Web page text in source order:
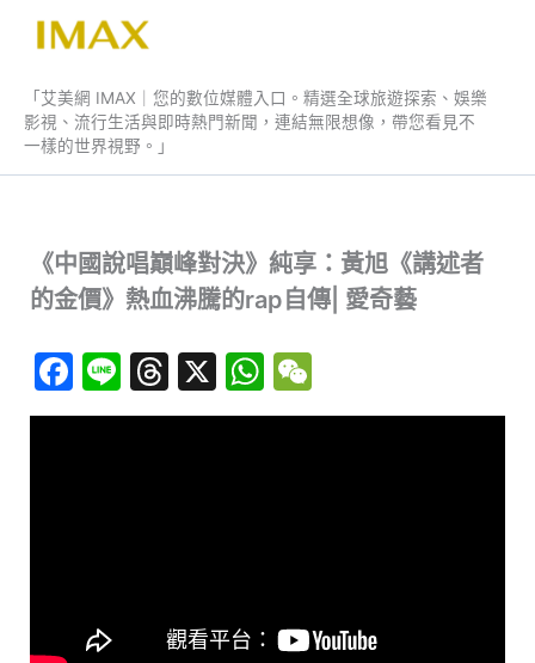
「艾美網 IMAX｜您的數位媒體入口。精選全球旅遊探索、娛樂
影視、流行生活與即時熱門新聞，連結無限想像，帶您看見不
一樣的世界視野。」
《中國說唱巔峰對決》純享：黃旭《講述者
的金價》熱血沸騰的rap自傳| 愛奇藝
F
a
k
Li
n
T
hr
X
W
h e